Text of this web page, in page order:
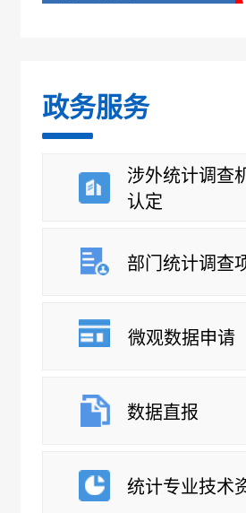
固定资产投资（不含农
房地产开发和销售情况
能源生产情况月度报告
8月24日 周一 9:30
政务服务
涉外统计调查
认定
部门统计调查
微观数据申请
数据直报
统计专业技术